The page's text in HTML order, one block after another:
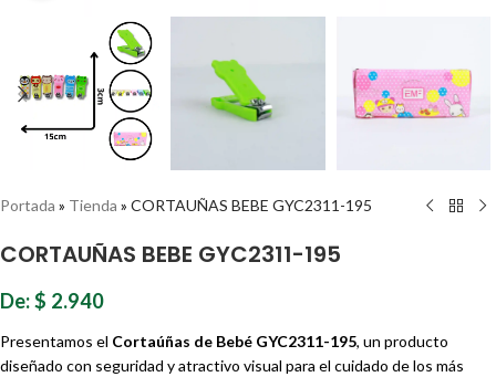
Portada » Tienda » CORTAUÑAS BEBE GYC2311-195
CORTAUÑAS BEBE GYC2311-195
De:$ 2.940
Presentamos el Cortaúñas de Bebé GYC2311-195, un producto
diseñado con seguridad y atractivo visual para el cuidado de los más